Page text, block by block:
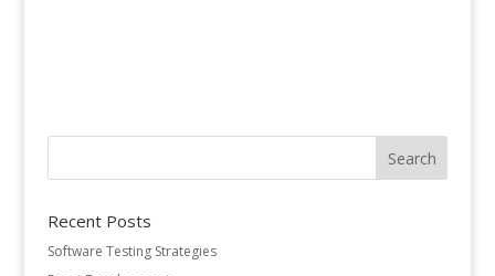
Recent Posts
Software Testing Strategies